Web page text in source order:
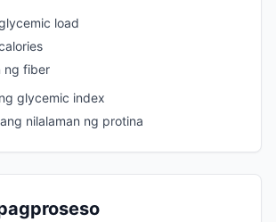
load
ng fiber
glycemic index
nilalaman ng protina